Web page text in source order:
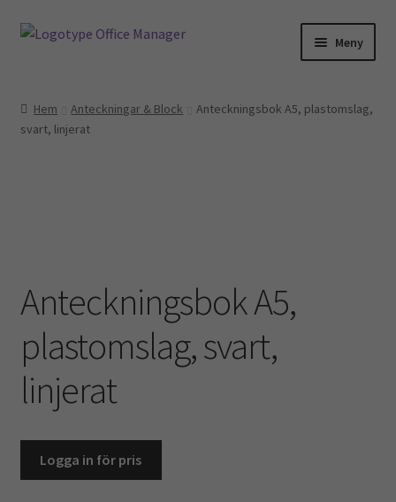
Hoppa
Hoppa
Meny
Kontakt
Advokater
Ekonomi & Bokföring
Kontoret
Skola & Förskola
Hem Anteckningar & Block
Anteckningsbok A5, plastomslag,
svart, linjerat
Anteckningsbok A5,
plastomslag, svart,
linjerat
Logga in för pris